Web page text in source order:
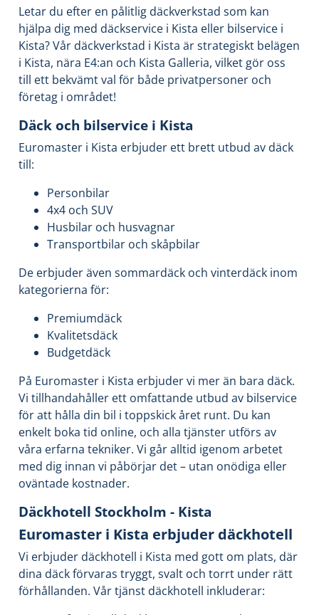
Letar du efter en pålitlig däckverkstad som kan
hjälpa dig med däckservice i Kista eller bilservice i
Kista? Vår däckverkstad i Kista är strategiskt belägen
i Kista, nära E4:an och Kista Galleria, vilket gör oss
till ett bekvämt val för både privatpersoner och
företag i området!
Däck och bilservice i Kista
Euromaster i Kista erbjuder ett brett utbud av däck
till:
Personbilar
4x4 och SUV
Husbilar och husvagnar
Transportbilar och skåpbilar
De erbjuder även sommardäck och vinterdäck inom
kategorierna för:
Premiumdäck
Kvalitetsdäck
Budgetdäck
På Euromaster i Kista erbjuder vi mer än bara däck.
Vi tillhandahåller ett omfattande utbud av bilservice
för att hålla din bil i toppskick året runt. Du kan
enkelt boka tid online, och alla tjänster utförs av
våra erfarna tekniker. Vi går alltid igenom arbetet
med dig innan vi påbörjar det – utan onödiga eller
oväntade kostnader.
Däckhotell Stockholm - Kista
Euromaster i Kista erbjuder däckhotell
Vi erbjuder däckhotell i Kista med gott om plats, där
dina däck förvaras tryggt, svalt och torrt under rätt
förhållanden. Vår tjänst däckhotell inkluderar: